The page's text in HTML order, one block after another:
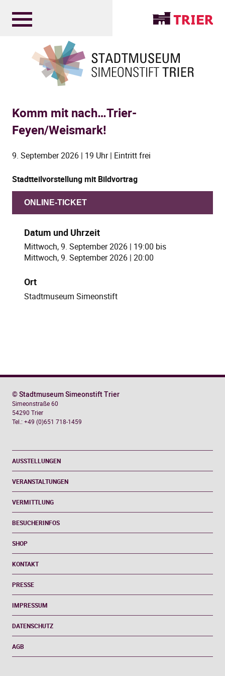
Komm mit nach…Trier-
Feyen/Weismark!
9. September 2026 | 19 Uhr | Eintritt frei
Stadtteilvorstellung mit Bildvortrag
ONLINE-TICKET
Datum und Uhrzeit
Mittwoch, 9. September 2026 | 19:00 bis
Mittwoch, 9. September 2026 | 20:00
Ort
Stadtmuseum Simeonstift
AUSSTELLUNGEN
VERANSTALTUNGEN
VERMITTLUNG
BESUCHERINFOS
SHOP
KONTAKT
PRESSE
IMPRESSUM
DATENSCHUTZ
AGB
© Stadtmuseum Simeonstift Trier
Simeonstraße 60
54290 Trier
Tel.: +49 (0)651 718-1459